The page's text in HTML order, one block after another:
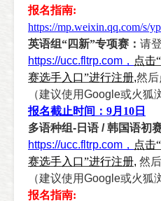
报名指南:
https://mp.weixin.qq.com/s/
英语组“四新”专项赛： 请
https://ucc.fltrp.com ， 点击
赛选手入口”进行注册,然后
（建议使用Google或火狐
报名截止时间： 9月 10 日
多语种组- 日语/韩国语初
https://ucc.fltrp.com ， 点击
赛选手入口”进行注册, 然
（建议使用Google或火狐
报名指南: